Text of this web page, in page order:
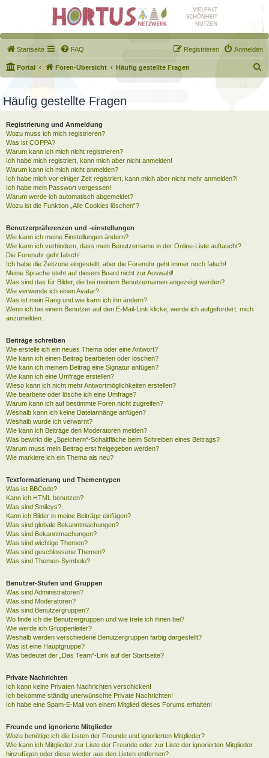
Startseite FAQ Anmelden
Registrieren
Portal Foren-Übersicht Häufig gestellte Fragen
u
h
Häufig gestellte Fragen
Registrierung und Anmeldung
Wozu muss ich mich registrieren?
Was ist COPPA?
Warum kann ich mich nicht registrieren?
Ich habe mich registriert, kann mich aber nicht anmelden!
Warum kann ich mich nicht anmelden?
Ich habe mich vor einiger Zeit registriert, kann mich aber nicht mehr anmelden?!
Ich habe mein Passwort vergessen!
Warum werde ich automatisch abgemeldet?
Wozu ist die Funktion „Alle Cookies löschen“?
Benutzerpräferenzen und -einstellungen
Wie kann ich meine Einstellungen ändern?
Wie kann ich verhindern, dass mein Benutzername in der Online-Liste auftaucht?
Die Forenuhr geht falsch!
Ich habe die Zeitzone eingestellt, aber die Forenuhr geht immer noch falsch!
Meine Sprache steht auf diesem Board nicht zur Auswahl!
Was sind das für Bilder, die bei meinem Benutzernamen angezeigt werden?
Wie verwende ich einen Avatar?
Was ist mein Rang und wie kann ich ihn ändern?
Wenn ich bei einem Benutzer auf den E-Mail-Link klicke, werde ich aufgefordert, mich
anzumelden.
Beiträge schreiben
Wie erstelle ich ein neues Thema oder eine Antwort?
Wie kann ich einen Beitrag bearbeiten oder löschen?
Wie kann ich meinem Beitrag eine Signatur anfügen?
Wie kann ich eine Umfrage erstellen?
Wieso kann ich nicht mehr Antwortmöglichkeiten erstellen?
Wie bearbeite oder lösche ich eine Umfrage?
Warum kann ich auf bestimmte Foren nicht zugreifen?
Weshalb kann ich keine Dateianhänge anfügen?
Weshalb wurde ich verwarnt?
Wie kann ich Beiträge den Moderatoren melden?
Was bewirkt die „Speichern“-Schaltfläche beim Schreiben eines Beitrags?
Warum muss mein Beitrag erst freigegeben werden?
Wie markiere ich ein Thema als neu?
Textformatierung und Thementypen
Was ist BBCode?
Kann ich HTML benutzen?
Was sind Smileys?
Kann ich Bilder in meine Beiträge einfügen?
Was sind globale Bekanntmachungen?
Was sind Bekanntmachungen?
Was sind wichtige Themen?
Was sind geschlossene Themen?
Was sind Themen-Symbole?
Benutzer-Stufen und Gruppen
Was sind Administratoren?
Was sind Moderatoren?
Was sind Benutzergruppen?
Wo finde ich die Benutzergruppen und wie trete ich ihnen bei?
Wie werde ich Gruppenleiter?
Weshalb werden verschiedene Benutzergruppen farbig dargestellt?
Was ist eine Hauptgruppe?
Was bedeutet der „Das Team“-Link auf der Startseite?
Private Nachrichten
Ich kann keine Privaten Nachrichten verschicken!
Ich bekomme ständig unerwünschte Private Nachrichten!
Ich habe eine Spam-E-Mail von einem Mitglied dieses Forums erhalten!
Freunde und ignorierte Mitglieder
Wozu benötige ich die Listen der Freunde und ignorierten Mitglieder?
Wie kann ich Mitglieder zur Liste der Freunde oder zur Liste der ignorierten Mitglieder
hinzufügen oder diese wieder aus den Listen entfernen?